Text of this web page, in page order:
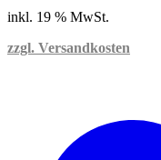
inkl. 19 % MwSt.
zzgl. Versandkosten